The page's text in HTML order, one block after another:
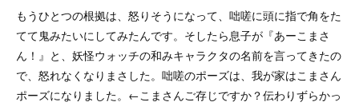
もうひとつの根拠は、怒りそうになって、咄嗟に頭に指で角をた
てて鬼みたいにしてみたんです。そしたら息子が『あーこまさ
ん！』と、妖怪ウォッチの和みキャラクタの名前を言ってきたの
で、怒れなくなりまさした。咄嗟のポーズは、我が家はこまさん
ポーズになりました。←こまさんご存じですか？伝わりずらかっ